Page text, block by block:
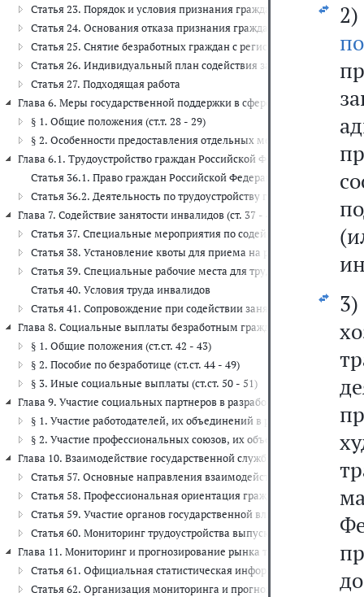
Статья 23. Порядок и условия признания граждан безработными
Статья 24. Основания отказа признания гражданина безработным
Статья 25. Снятие безработных граждан с регистрационного учета
Статья 26. Индивидуальный план содействия занятости
Статья 27. Подходящая работа
Глава 6. Меры государственной поддержки в сфере занятости
§ 1. Общие положения (ст.т. 28 - 29)
§ 2. Особенности предоставления отдельных мер
Глава 6.1. Трудоустройство граждан Российской Федерации за
Статья 36.1. Право граждан Российской Федерации на занятость
Статья 36.2. Деятельность по трудоустройству граждан
Глава 7. Содействие занятости инвалидов (ст. 37 - 41)
Статья 37. Специальные мероприятия по содействию занятости
Статья 38. Установление квоты для приема на работу инвалидов
Статья 39. Специальные рабочие места для трудоустройства
Статья 40. Условия труда инвалидов
Статья 41. Сопровождение при содействии занятости инвалидов
Глава 8. Социальные выплаты безработным гражданам и иным
§ 1. Общие положения (ст.ст. 42 - 43)
§ 2. Пособие по безработице (ст.ст. 44 - 49)
§ 3. Иные социальные выплаты (ст.ст. 50 - 51)
Глава 9. Участие социальных партнеров в разработке и реализации
§ 1. Участие работодателей, их объединений в разработке и
§ 2. Участие профессиональных союзов, их объединений в
Глава 10. Взаимодействие государственной службы занятости с
Статья 57. Основные направления взаимодействия
Статья 58. Профессиональная ориентация граждан
Статья 59. Участие органов государственной власти,
Статья 60. Мониторинг трудоустройства выпускников
Глава 11. Мониторинг и прогнозирование рынка труда в
Статья 61. Официальная статистическая информация о
Статья 62. Организация мониторинга и прогнозирования рынка